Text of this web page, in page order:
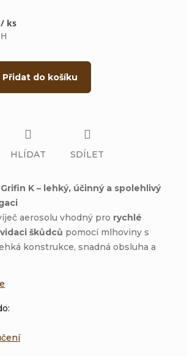
/ ks
Přidat do košíku
K – lehký, účinný a spolehlivý
aerosolu vhodný pro rychlé
škůdců pomocí mlhoviny s
konstrukce, snadná obsluha a
HLÍDAT SDÍLET